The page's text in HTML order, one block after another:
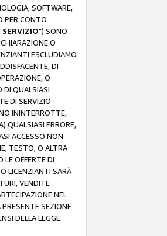
SOFTWARE,
PER CONTO
SERVIZIO") SONO
O
ESCLUDIAMO
DI
O
DI QUALSIASI
DI SERVIZIO
ININTERROTTE,
QUALSIASI ERRORE,
ACCESSO NON
TESTO, O ALTRA
OFFERTE DI
LICENZIANTI SARÀ
VENDITE
NEL
SEZIONE
DELLA LEGGE